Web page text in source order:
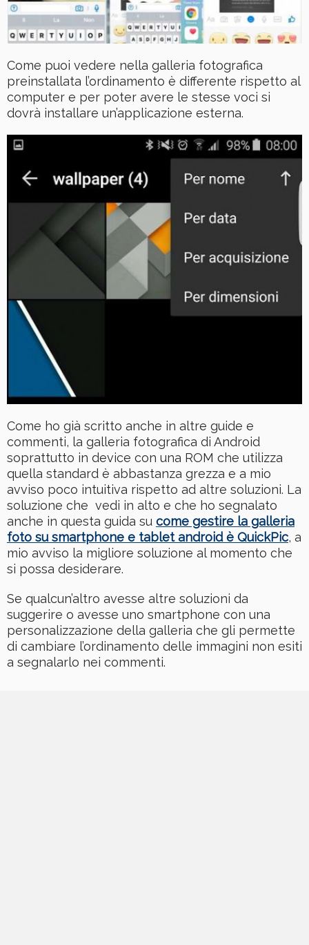
Come puoi vedere nella galleria fotografica
preinstallata l’ordinamento è differente rispetto al
computer e per poter avere le stesse voci si
dovrà installare un’applicazione esterna.
Come ho già scritto anche in altre guide e
commenti, la galleria fotografica di Android
soprattutto in device con una ROM che utilizza
quella standard è abbastanza grezza e a mio
avviso poco intuitiva rispetto ad altre soluzioni. La
soluzione che vedi in alto e che ho segnalato
anche in questa guida su come gestire la galleria
foto su smartphone e tablet android è QuickPic, a
mio avviso la migliore soluzione al momento che
si possa desiderare.
Se qualcun’altro avesse altre soluzioni da
suggerire o avesse uno smartphone con una
personalizzazione della galleria che gli permette
di cambiare l’ordinamento delle immagini non esiti
a segnalarlo nei commenti.